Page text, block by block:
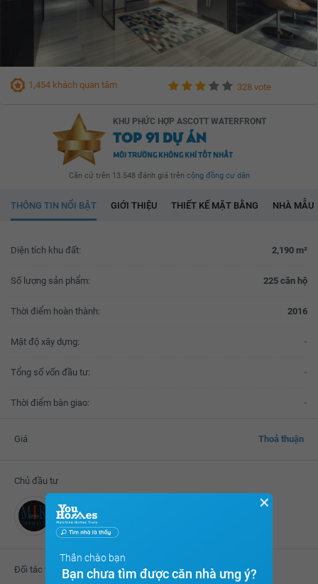
1,454 khách quan tâm 328 vote
KHU PHỨC HỢP ASCOTT WATERFRONT
TOP 91 DỰ ÁN
MÔI TRƯỜNG KHÔNG KHÍ TỐT NHẤT
Căn cứ trên 13.548 đánh giá trên cộng đồng cư dân
THÔNG TIN NỔI BẬT GIỚI THIỆU THIẾT KẾ MẶT BẰNG NHÀ MẪU
Diện tích khu đất: 2,190 m²
Số lượng sản phẩm: 225 căn hộ
Thời điểm hoàn thành: 2016
Mật độ xây dựng: -
Tổng số vốn đầu tư: -
Thời điểm bàn giao: -
Giá Thoả thuận
Chủ đầu tư
Công ty TNHH Tập đoàn MIK Group Việt Nam
Đối tác thực hiện
✕
Thân chào bạn
Bạn chưa tìm được căn nhà ưng ý?